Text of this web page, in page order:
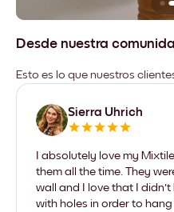
Desde nuestra
Esto es lo que nuestros
Sierra Uhrich
I absolutely love my
them all the time. They
wall and I love that I
with holes in order to hang